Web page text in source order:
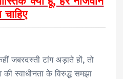
जबरदस्‍ती टांग अड़ाते हों, तो
स्‍वाधीनता के विरुद्ध समझा